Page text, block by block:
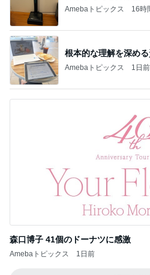
Amebaトピックス 16時
根本的な理解を深め
Amebaトピックス 1日前
森口博子 41個のドーナツに感激
Amebaトピックス 1日前